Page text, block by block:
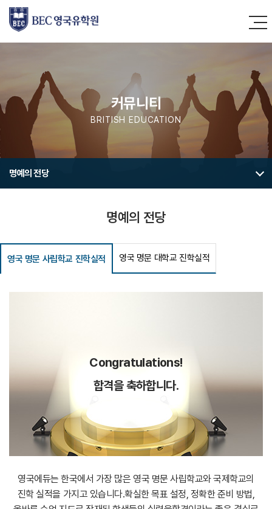
커뮤니티
BRITISH EDUCATION
명예의 전당
명예의 전당
영국 명문 사립학교 진학실적 영국 명문 대학교 진학실적
Congratulations!
합격을 축하합니다.
영국에듀는 한국에서 가장 많은 영국 명문 사립학교와 국제학교의
진학 실적을 가지고 있습니다.확실한 목표 설정, 정확한 준비 방법,